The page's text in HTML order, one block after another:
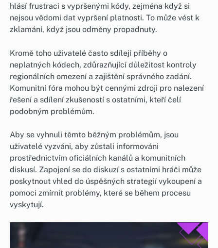
hlásí frustraci s vypršenými kódy, zejména když si
nejsou vědomi dat vypršení platnosti. To může vést k
zklamání, když jsou odměny propadnuty.
Kromě toho uživatelé často sdílejí příběhy o
neplatných kódech, zdůrazňující důležitost kontroly
regionálních omezení a zajištění správného zadání.
Komunitní fóra mohou být cennými zdroji pro nalezení
řešení a sdílení zkušeností s ostatními, kteří čelí
podobným problémům.
Aby se vyhnuli těmto běžným problémům, jsou
uživatelé vyzváni, aby zůstali informováni
prostřednictvím oficiálních kanálů a komunitních
diskusí. Zapojení se do diskuzí s ostatními hráči může
poskytnout vhled do úspěšných strategií vykoupení a
pomoci zmírnit problémy, které se během procesu
vyskytují.